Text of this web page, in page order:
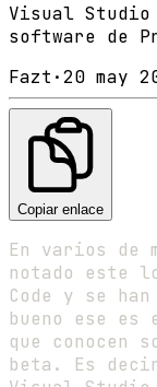
Visual
software de
Fazt ·20 may
Copiar enlace
En varios de
notado este
Code y se
bueno ese
que conocen
beta. Es